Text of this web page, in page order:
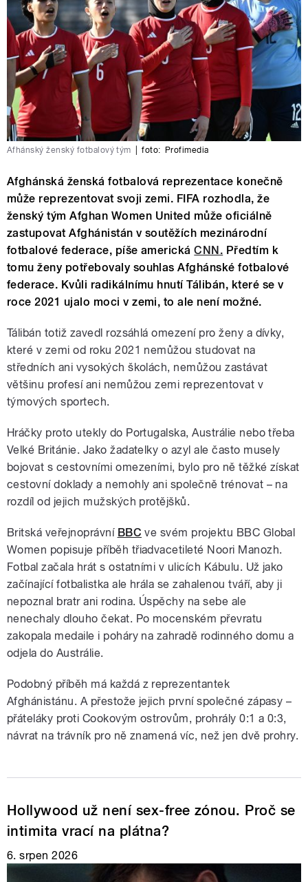
Afhánský ženský fotbalový tým foto: Profimedia
Afghánská ženská fotbalová reprezentace konečně
může reprezentovat svoji zemi. FIFA rozhodla, že
ženský tým Afghan Women United může oficiálně
zastupovat Afghánistán v soutěžích mezinárodní
fotbalové federace, píše americkáCNN. Předtím k
tomu ženy potřebovaly souhlas Afghánské fotbalové
federace. Kvůli radikálnímu hnutí Tálibán, které se v
roce 2021 ujalo moci v zemi, to ale není možné.
Tálibán totiž zavedl rozsáhlá omezení pro ženy a dívky,
které v zemi od roku 2021 nemůžou studovat na
středních ani vysokých školách, nemůžou zastávat
většinu profesí ani nemůžou zemi reprezentovat v
týmových sportech.
Hráčky proto utekly do Portugalska, Austrálie nebo třeba
Velké Británie. Jako žadatelky o azyl ale často musely
bojovat s cestovními omezeními, bylo pro ně těžké získat
cestovní doklady a nemohly ani společně trénovat – na
rozdíl od jejich mužských protějšků.
Britská veřejnoprávní BBC ve svém projektu BBC Global
Women popisuje příběh třiadvacetileté Noori Manozh.
Fotbal začala hrát s ostatními v ulicích Kábulu. Už jako
začínající fotbalistka ale hrála se zahalenou tváří, aby ji
nepoznal bratr ani rodina. Úspěchy na sebe ale
nenechaly dlouho čekat. Po mocenském převratu
zakopala medaile i poháry na zahradě rodinného domu a
odjela do Austrálie.
Podobný příběh má každá z reprezentantek
Afghánistánu. A přestože jejich první společné zápasy –
přáteláky proti Cookovým ostrovům, prohrály 0:1 a 0:3,
návrat na trávník pro ně znamená víc, než jen dvě prohry.
Hollywood už není sex-free zónou. Proč se
intimita vrací na plátna?
6. srpen 2026